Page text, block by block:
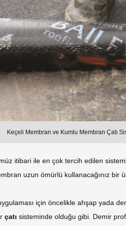
Keçeli Membran ve Kumlu Membran Çatı
itibari ile en çok tercih edilen
uzun ömürlü kullanacağınız bir
için öncelikle ahşap yada
çatı sisteminde olduğu gibi. Demir